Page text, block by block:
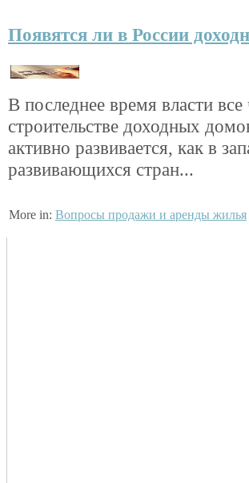
Появятся ли в России
В последнее время власти
строительстве доходных
активно развивается, как в
развивающихся стран...
More in: Вопросы продажи и аренды жилья